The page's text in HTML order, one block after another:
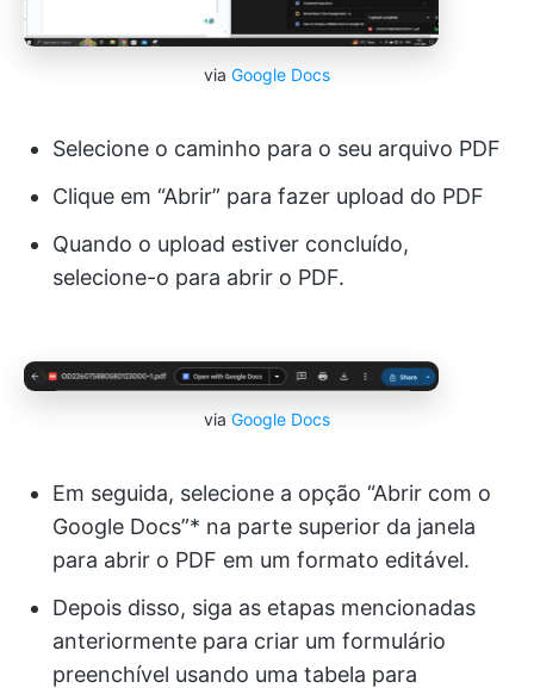
via Google Docs
Selecione o caminho para o seu arquivo PDF
Clique em “Abrir” para fazer upload do PDF
Quando o upload estiver concluído,
selecione-o para abrir o PDF.
via Google Docs
Em seguida, selecione a opção “Abrir com o
Google Docs”* na parte superior da janela
para abrir o PDF em um formato editável.
Depois disso, siga as etapas mencionadas
anteriormente para criar um formulário
preenchível usando uma tabela para